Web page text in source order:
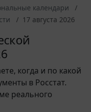
календари
17 августа 2026
когда и по какой
в Росстат.
реального